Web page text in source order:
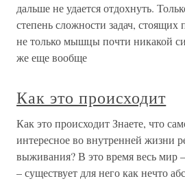
дальше не удается отдохнуть.
степень сложности задач,
не только мышцы почти никакой
же еще вообще
Как это происходит
Как это происходит Знаете, что
интересное во внутренней жизни
выживания? В это время весь мир
– существует для него как нечто